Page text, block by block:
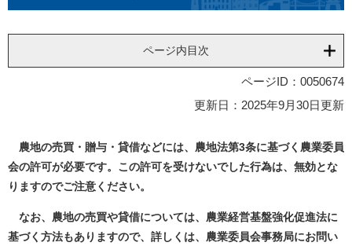
ページ内目次
ページID：0050674
更新日：2025年9月30日更新
農地の売買・贈与・貸借などには、農地法第3条に基づく農業委員
会の許可が必要です。この許可を受けないでした行為は、無効とな
りますのでご注意ください。
なお、農地の売買や貸借については、農業経営基盤強化促進法に
基づく方法もありますので、詳しくは、農業委員会事務局にお問い